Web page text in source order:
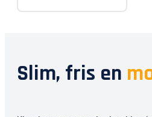
Slim, fris en